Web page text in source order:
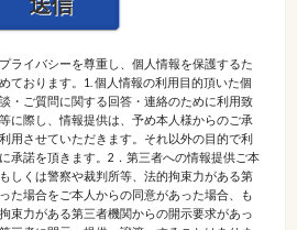
ライバシーを尊重し、個人情報を保護するた
ております。1. 個人情報の利用目的頂いた個
・ご質問に関する回答・連絡のために利用致
に際し、情報提供は、予め本人様からのご承
用させていただきます。それ以外の目的で利
承諾を頂きます。2．第三者への情報提供ご本
しくは警察や裁判所等、法的拘束力がある第
た場合をご本人からの同意があった場合、も
束力がある第三者機関からの開示要求があっ